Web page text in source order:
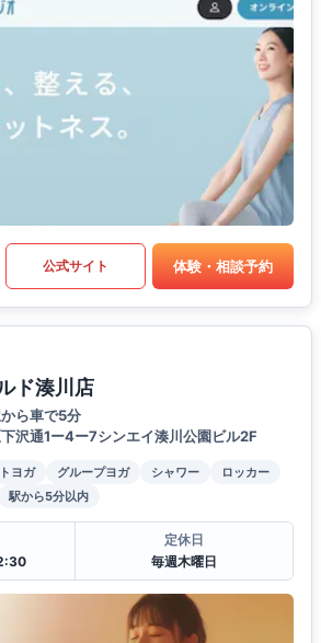
公式サイト 体験・相談予約
ド湊川店
ら車で5分
沢通1ー4ー7シンエイ湊川公園ビル2F
ヨガ グループヨガ シャワー
ロッカー
駅から5分以内
定休日
毎週木曜日